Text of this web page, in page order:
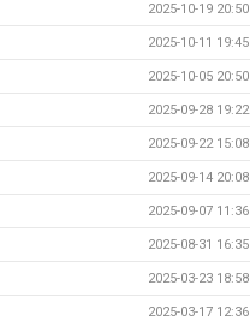
2025-10-19 20:50
2025-10-11 19:45
2025-10-05 20:50
2025-09-28 19:22
2025-09-22 15:08
2025-09-14 20:08
2025-09-07 11:36
2025-08-31 16:35
2025-03-23 18:58
2025-03-17 12:36